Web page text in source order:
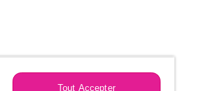
Tout Accepter